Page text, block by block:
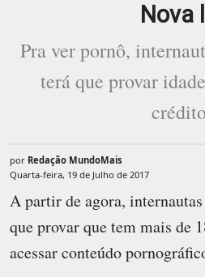
Nova
Pra ver pornô,
terá que provar
por Redação MundoMais
Quarta-feira, 19 de Julho de 2017
A partir de agora,
que provar que tem mais de
acessar conteúdo